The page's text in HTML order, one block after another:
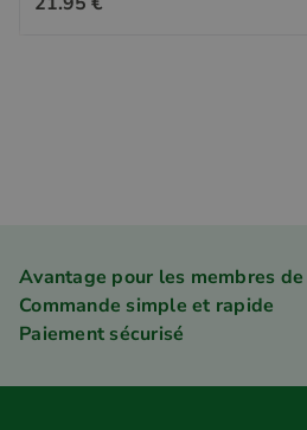
Avantage pour les membres
Commande simple et rapide
Paiement sécurisé